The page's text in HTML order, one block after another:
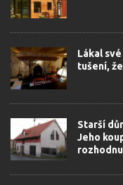
Lákal
tušení,
Starší
Jeho